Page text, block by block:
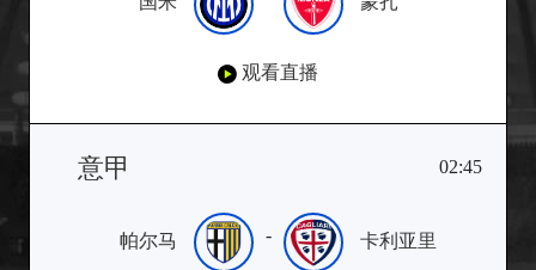
观看直播
意甲 02:45
帕尔马 - 卡利亚里